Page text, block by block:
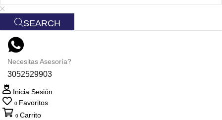
SEARCH
Necesitas Asesoría?
3052529903
Inicia Sesión
0 Favoritos
0 Carrito